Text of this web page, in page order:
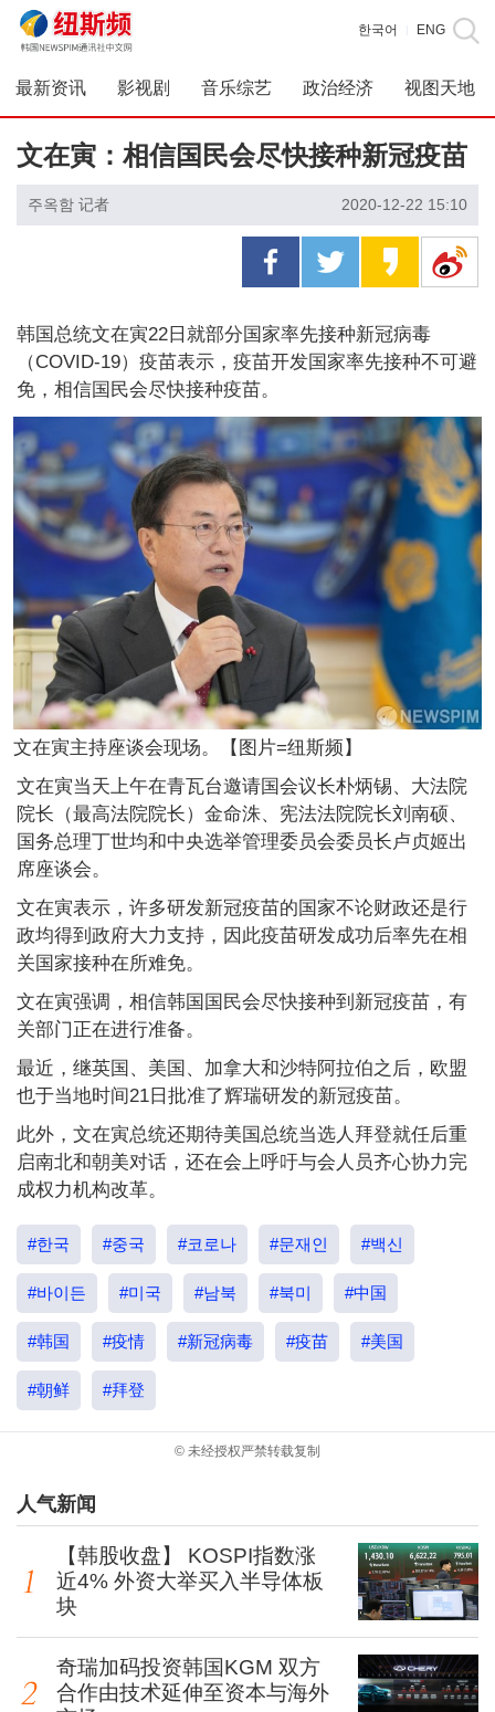
한국어 ENG
最新资讯 影视剧 音乐综艺 政治经济 视图天地
文在寅：相信国民会尽快接种新冠疫苗
주옥함 记者 2020-12-22 15:10
韩国总统文在寅22日就部分国家率先接种新冠病毒
（COVID-19）疫苗表示，疫苗开发国家率先接种不可避
免，相信国民会尽快接种疫苗。
文在寅主持座谈会现场。【图片=纽斯频】
文在寅当天上午在青瓦台邀请国会议长朴炳锡、大法院
院长（最高法院院长）金命洙、宪法法院院长刘南硕、
国务总理丁世均和中央选举管理委员会委员长卢贞姬出
席座谈会。
文在寅表示，许多研发新冠疫苗的国家不论财政还是行
政均得到政府大力支持，因此疫苗研发成功后率先在相
关国家接种在所难免。
文在寅强调，相信韩国国民会尽快接种到新冠疫苗，有
关部门正在进行准备。
最近，继英国、美国、加拿大和沙特阿拉伯之后，欧盟
也于当地时间21日批准了辉瑞研发的新冠疫苗。
此外，文在寅总统还期待美国总统当选人拜登就任后重
启南北和朝美对话，还在会上呼吁与会人员齐心协力完
成权力机构改革。
#한국 #중국 #코로나 #문재인 #백신
#바이든 #미국 #남북 #북미 #中国
#韩国 #疫情 #新冠病毒 #疫苗 #美国
#朝鲜 #拜登
© 未经授权严禁转载复制
人气新闻
【韩股收盘】 KOSPI指数涨
近4% 外资大举买入半导体板
块
奇瑞加码投资韩国KGM 双方
合作由技术延伸至资本与海外